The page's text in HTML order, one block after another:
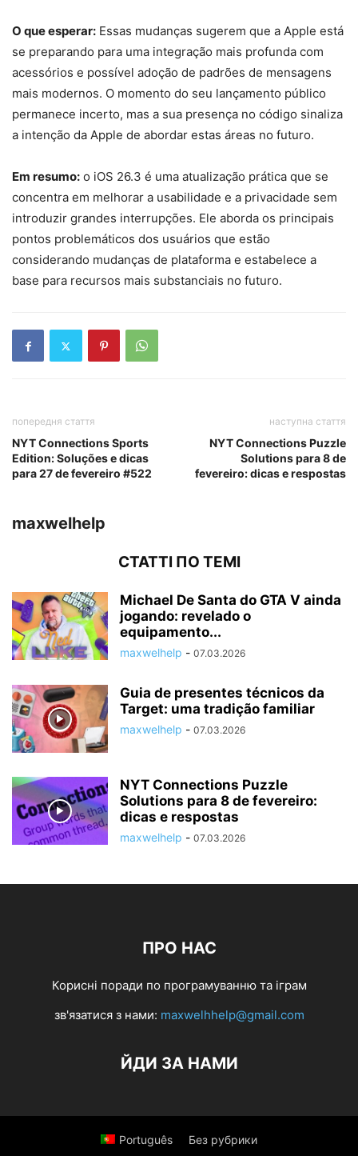
O que esperar: Essas mudanças sugerem que a Apple está
se preparando para uma integração mais profunda com
acessórios e possível adoção de padrões de mensagens
mais modernos. O momento do seu lançamento público
permanece incerto, mas a sua presença no código sinaliza
a intenção da Apple de abordar estas áreas no futuro.
Em resumo: o iOS 26.3 é uma atualização prática que se
concentra em melhorar a usabilidade e a privacidade sem
introduzir grandes interrupções. Ele aborda os principais
pontos problemáticos dos usuários que estão
considerando mudanças de plataforma e estabelece a
base para recursos mais substanciais no futuro.
попередня стаття
NYT Connections Sports
Edition: Soluções e dicas
para 27 de fevereiro #522
наступна стаття
NYT Connections Puzzle
Solutions para 8 de
fevereiro: dicas e respostas
maxwelhelp
СТАТТІ ПО ТЕМІ
Michael De Santa do GTA V ainda
jogando: revelado o
equipamento...
maxwelhelp - 07.03.2026
Guia de presentes técnicos da
Target: uma tradição familiar
maxwelhelp - 07.03.2026
NYT Connections Puzzle
Solutions para 8 de fevereiro:
dicas e respostas
maxwelhelp - 07.03.2026
ПРО НАС
Корисні поради по програмуванню та іграм
зв'язатися з нами: maxwelhhelp@gmail.com
ЙДИ ЗА НАМИ
Português Без рубрики